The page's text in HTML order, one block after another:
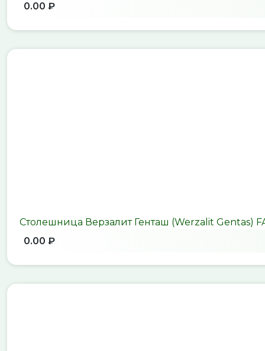
0.00 ₽
Столешница Верзалит Генташ (Werzalit Gentas)
0.00 ₽